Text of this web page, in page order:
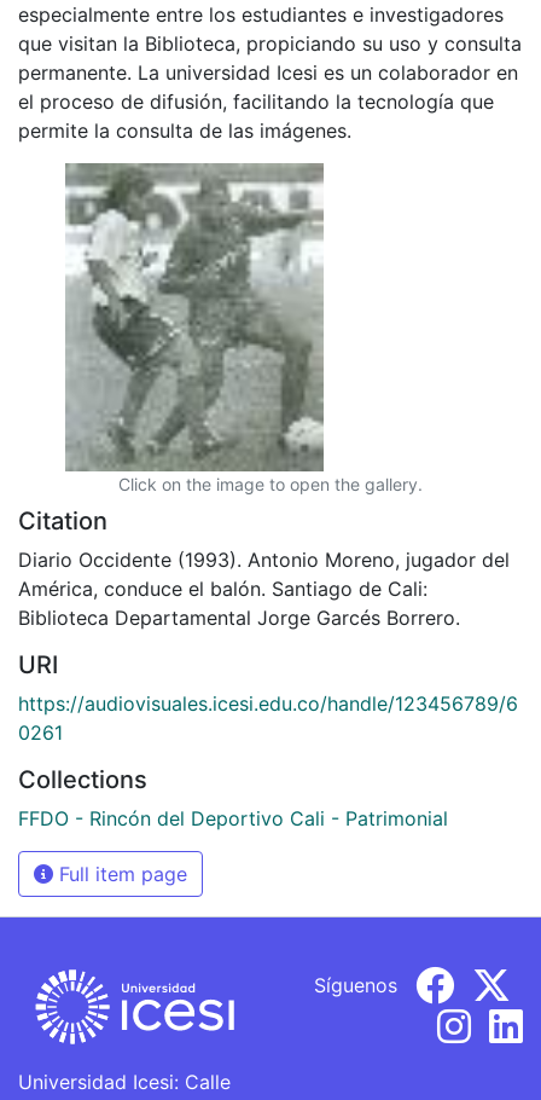
especialmente entre los estudiantes e investigadores
que visitan la Biblioteca, propiciando su uso y consulta
permanente. La universidad Icesi es un colaborador en
el proceso de difusión, facilitando la tecnología que
permite la consulta de las imágenes.
Click on the image to open the gallery.
Citation
Diario Occidente (1993). Antonio Moreno, jugador del
América, conduce el balón. Santiago de Cali:
Biblioteca Departamental Jorge Garcés Borrero.
URI
https://audiovisuales.icesi.edu.co/handle/123456789/6
0261
Collections
FFDO - Rincón del Deportivo Cali - Patrimonial
Full item page
Universidad Icesi: Calle
Síguenos